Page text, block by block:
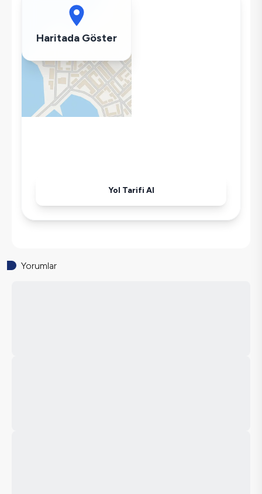
Saç Kurutma Makinası
Buzdolabı
Klima
Wifi / İnternet
Tost Makinesi
Haritada Göster
Yol Tarifi Al
Yorumlar